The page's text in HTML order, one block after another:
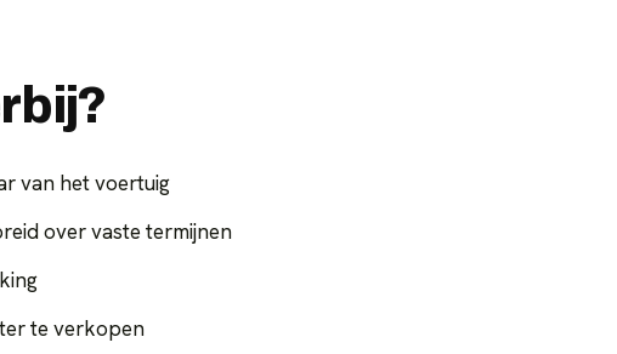
van het voertuig
over vaste termijnen
te verkopen